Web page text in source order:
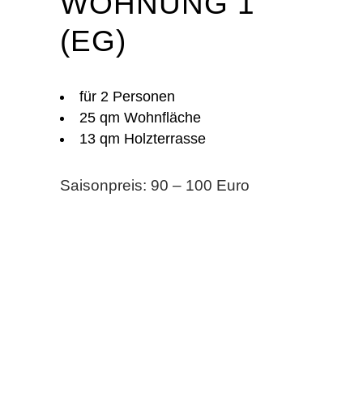
(EG)
für 2 Personen
25 qm Wohnfläche
13 qm Holzterrasse
Saisonpreis: 90 – 100 Euro